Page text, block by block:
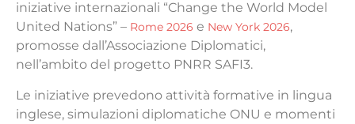
iniziative internazionali “Change the World Model
United Nations” – Rome 2026 e New York 2026,
promosse dall’Associazione Diplomatici,
nell’ambito del progetto PNRR SAFI3.
Le iniziative prevedono attività formative in lingua
inglese, simulazioni diplomatiche ONU e momenti